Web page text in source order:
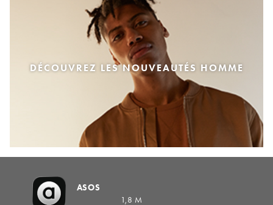
DÉCOUVREZ LES NOUVEAUTÉS HOMME
ASOS
1,8 M